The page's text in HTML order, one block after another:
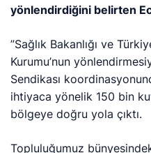
yönlendirdiğini belirten
”Sağlık Bakanlığı ve
Kurumu’nun
Sendikası
ihtiyaca yönelik 150 bin
bölgeye doğru yola çıktı.
Topluluğumuz